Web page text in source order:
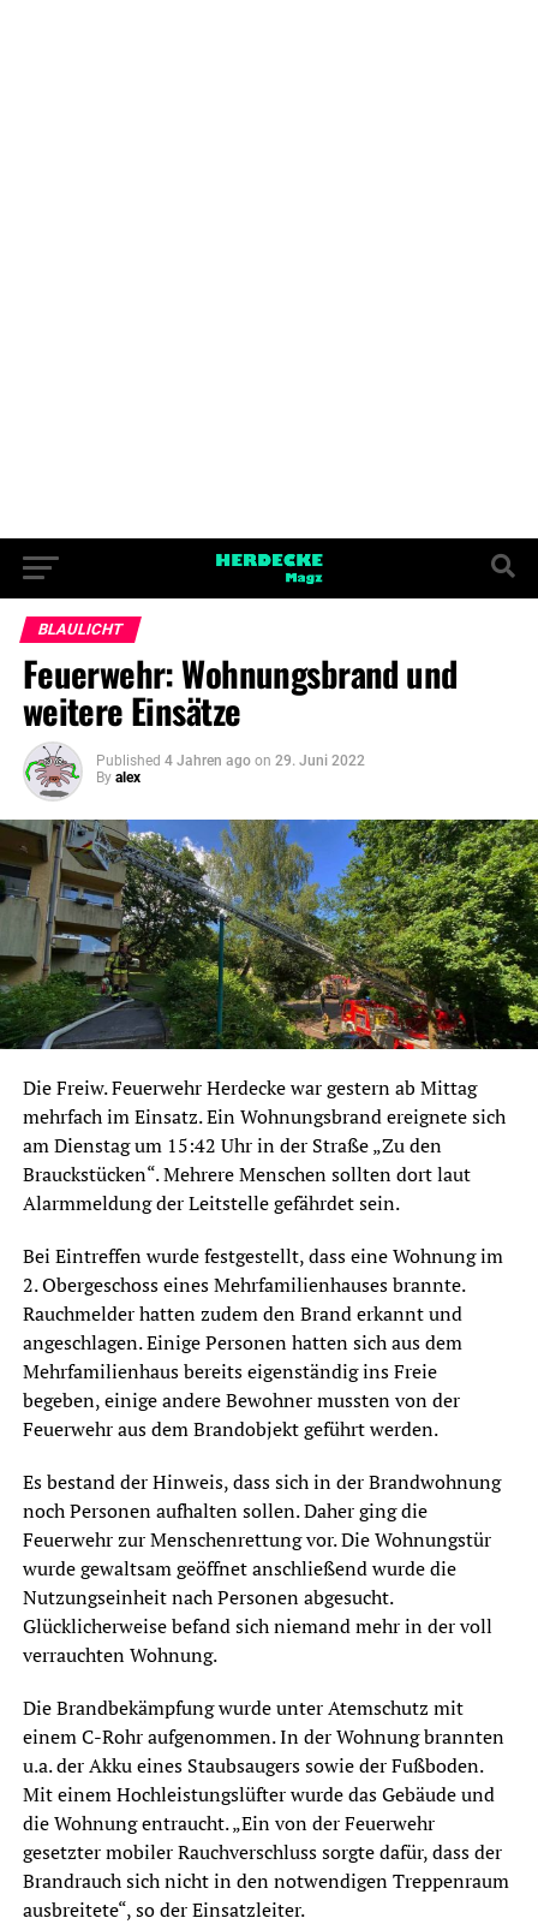
BLAULICHT
Feuerwehr: Wohnungsbrand und
weitere Einsätze
Published 4 Jahren ago on 29. Juni 2022
By alex
Die Freiw. Feuerwehr Herdecke war gestern ab Mittag
mehrfach im Einsatz. Ein Wohnungsbrand ereignete sich
am Dienstag um 15:42 Uhr in der Straße „Zu den
Brauckstücken“. Mehrere Menschen sollten dort laut
Alarmmeldung der Leitstelle gefährdet sein.
Bei Eintreffen wurde festgestellt, dass eine Wohnung im
2. Obergeschoss eines Mehrfamilienhauses brannte.
Rauchmelder hatten zudem den Brand erkannt und
angeschlagen. Einige Personen hatten sich aus dem
Mehrfamilienhaus bereits eigenständig ins Freie
begeben, einige andere Bewohner mussten von der
Feuerwehr aus dem Brandobjekt geführt werden.
Es bestand der Hinweis, dass sich in der Brandwohnung
noch Personen aufhalten sollen. Daher ging die
Feuerwehr zur Menschenrettung vor. Die Wohnungstür
wurde gewaltsam geöffnet anschließend wurde die
Nutzungseinheit nach Personen abgesucht.
Glücklicherweise befand sich niemand mehr in der voll
verrauchten Wohnung.
Die Brandbekämpfung wurde unter Atemschutz mit
einem C-Rohr aufgenommen. In der Wohnung brannten
u.a. der Akku eines Staubsaugers sowie der Fußboden.
Mit einem Hochleistungslüfter wurde das Gebäude und
die Wohnung entraucht. „Ein von der Feuerwehr
gesetzter mobiler Rauchverschluss sorgte dafür, dass der
Brandrauch sich nicht in den notwendigen Treppenraum
ausbreitete“, so der Einsatzleiter.